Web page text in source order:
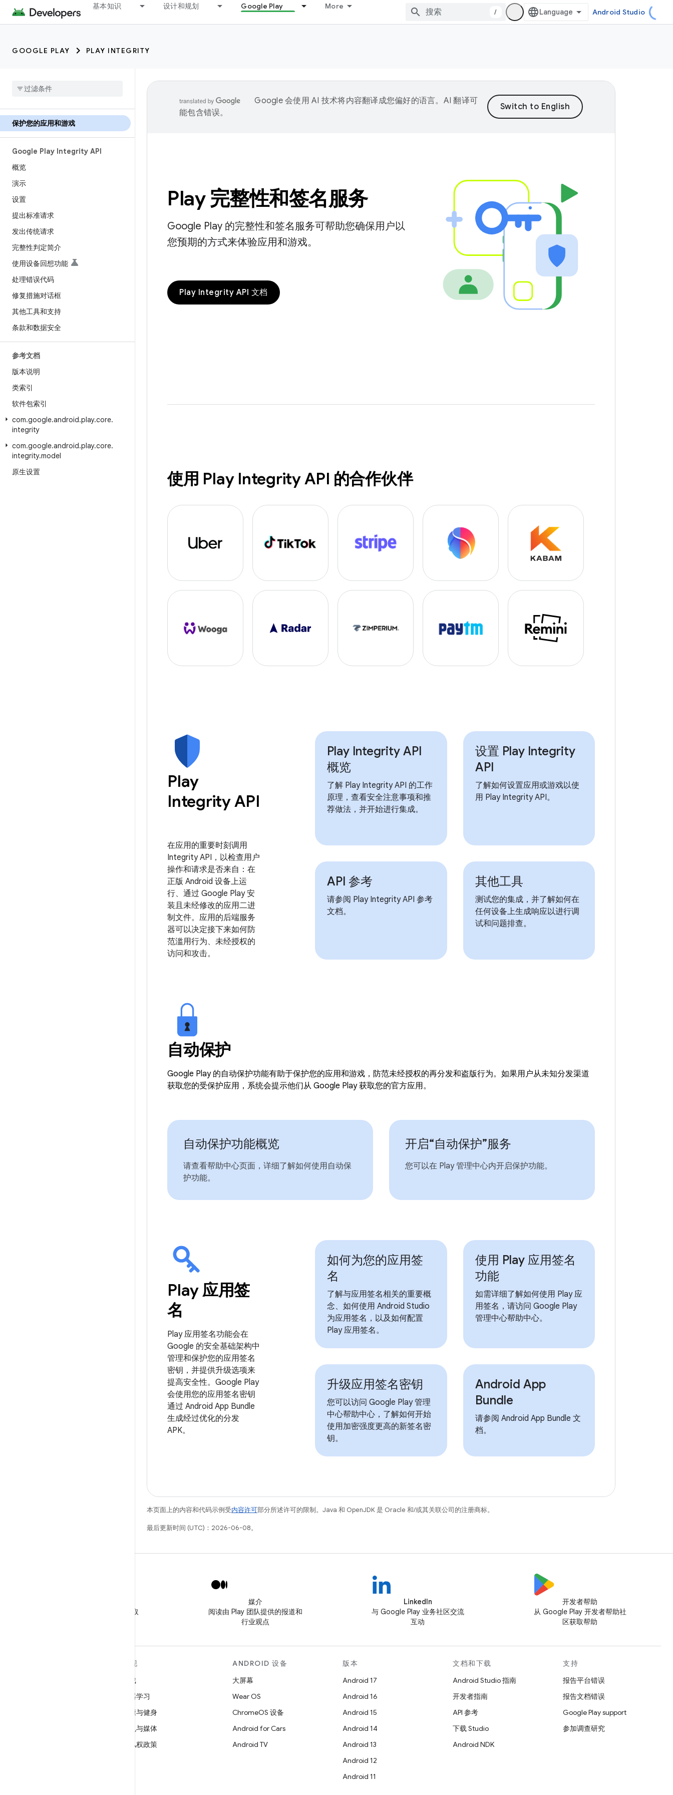
基本知识 设计和规划 Google Play More
/ Android Studio
GOOGLE PLAY PLAY INTEGRITY
保护您的应用和游戏
Google Play Integrity API
概览
演示
设置
提出标准请求
发出传统请求
完整性判定简介
使用设备回想功能
处理错误代码
修复措施对话框
其他工具和支持
条款和数据安全
参考文档
版本说明
类索引
软件包索引
com.google.android.play.core.
integrity
com.google.android.play.core.
integrity.model
原生设置
Google 会使用 AI 技术将内容翻译成您偏好的语言。AI 翻译可
能包含错误。
Play 完整性和签名服务
Google Play 的完整性和签名服务可帮助您确保用户以
您预期的方式来体验应用和游戏。
Play Integrity API 文档
使用 Play Integrity API 的合作伙伴
Play
Integrity API
在应用的重要时刻调用
Integrity API，以检查用户
操作和请求是否来自：在
正版 Android 设备上运
行、通过 Google Play 安
装且未经修改的应用二进
制文件。应用的后端服务
器可以决定接下来如何防
范滥用行为、未经授权的
访问和攻击。
Play Integrity API
概览
了解 Play Integrity API 的工作
原理，查看安全注意事项和推
荐做法，并开始进行集成。
设置 Play Integrity
API
了解如何设置应用或游戏以使
用 Play Integrity API。
API 参考
请参阅 Play Integrity API 参考
文档。
其他工具
测试您的集成，并了解如何在
任何设备上生成响应以进行调
试和问题排查。
自动保护
Google Play 的自动保护功能有助于保护您的应用和游戏，防范未经授权的再分发和盗版行为。如果用户从未知分发渠道
获取您的受保护应用，系统会提示他们从 Google Play 获取您的官方应用。
自动保护功能概览
请查看帮助中心页面，详细了解如何使用自动保
护功能。
开启“自动保护”服务
您可以在 Play 管理中心内开启保护功能。
Play 应用签
名
Play 应用签名功能会在
Google 的安全基础架构中
管理和保护您的应用签名
密钥，并提供升级选项来
提高安全性。Google Play
会使用您的应用签名密钥
通过 Android App Bundle
生成经过优化的分发
APK。
如何为您的应用签
名
了解与应用签名相关的重要概
念、如何使用 Android Studio
为应用签名，以及如何配置
Play 应用签名。
使用 Play 应用签名
功能
如需详细了解如何使用 Play 应
用签名，请访问 Google Play
管理中心帮助中心。
升级应用签名密钥
您可以访问 Google Play 管理
中心帮助中心，了解如何开始
使用加密强度更高的新签名密
钥。
Android App
Bundle
请参阅 Android App Bundle 文
档。
本页面上的内容和代码示例受内容许可部分所述许可的限制。Java 和 OpenJDK 是 Oracle 和/或其关联公司的注册商标。
最后更新时间 (UTC)：2026-06-08。
关注 @GooglePlayBiz，获取
媒介
阅读由 Play 团队提供的报道和
行业观点
LinkedIn
与 Google Play 业务社区交流
互动
开发者帮助
从 Google Play 开发者帮助社
区获取帮助
发现
游戏
机器学习
健康与健身
相机与媒体
隐私权政策
ANDROID 设备
大屏幕
Wear OS
ChromeOS 设备
Android for Cars
Android TV
版本
Android 17
Android 16
Android 15
Android 14
Android 13
Android 12
Android 11
文档和下载
Android Studio 指南
开发者指南
API 参考
下载 Studio
Android NDK
支持
报告平台错误
报告文档错误
Google Play support
参加调查研究